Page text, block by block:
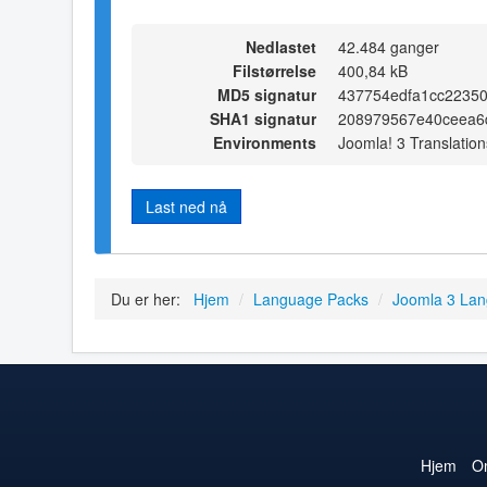
Nedlastet
42.484 ganger
Filstørrelse
400,84 kB
MD5 signatur
SHA1 signatur
Environments
Joomla! 3
Last ned nå
Du er her: Hjem / Language Packs / Joomla 3
Hjem